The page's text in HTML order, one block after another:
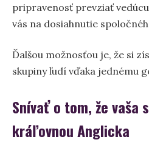
pripravenosť prevziať
vás na dosiahnutie
Ďalšou možnosťou je, že si
skupiny ľudí vďaka jednému
Snívať o tom, že vaša
kráľovnou Anglicka